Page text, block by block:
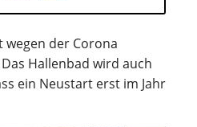
wegen der Corona
Hallenbad wird auch
ein Neustart erst im Jahr